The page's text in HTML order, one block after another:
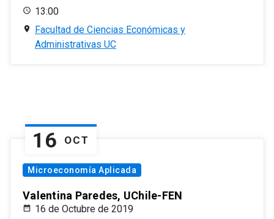
13:00
Facultad de Ciencias Económicas y
Administrativas UC
16 OCT
Microeconomía Aplicada
Valentina Paredes, UChile-FEN
16 de Octubre de 2019